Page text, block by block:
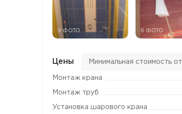
9 ФОТО 6 ФОТО
Цены Минимальная стоимость от
Монтаж крана
Монтаж труб
Установка шарового крана